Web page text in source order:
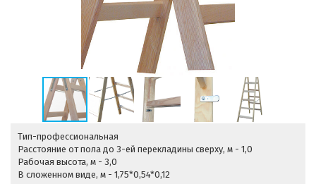
Тип-профессиональная
Расстояние от пола до 3-ей перекладины сверху, м - 1,0
Рабочая высота, м - 3,0
В сложенном виде, м - 1,75*0,54*0,12